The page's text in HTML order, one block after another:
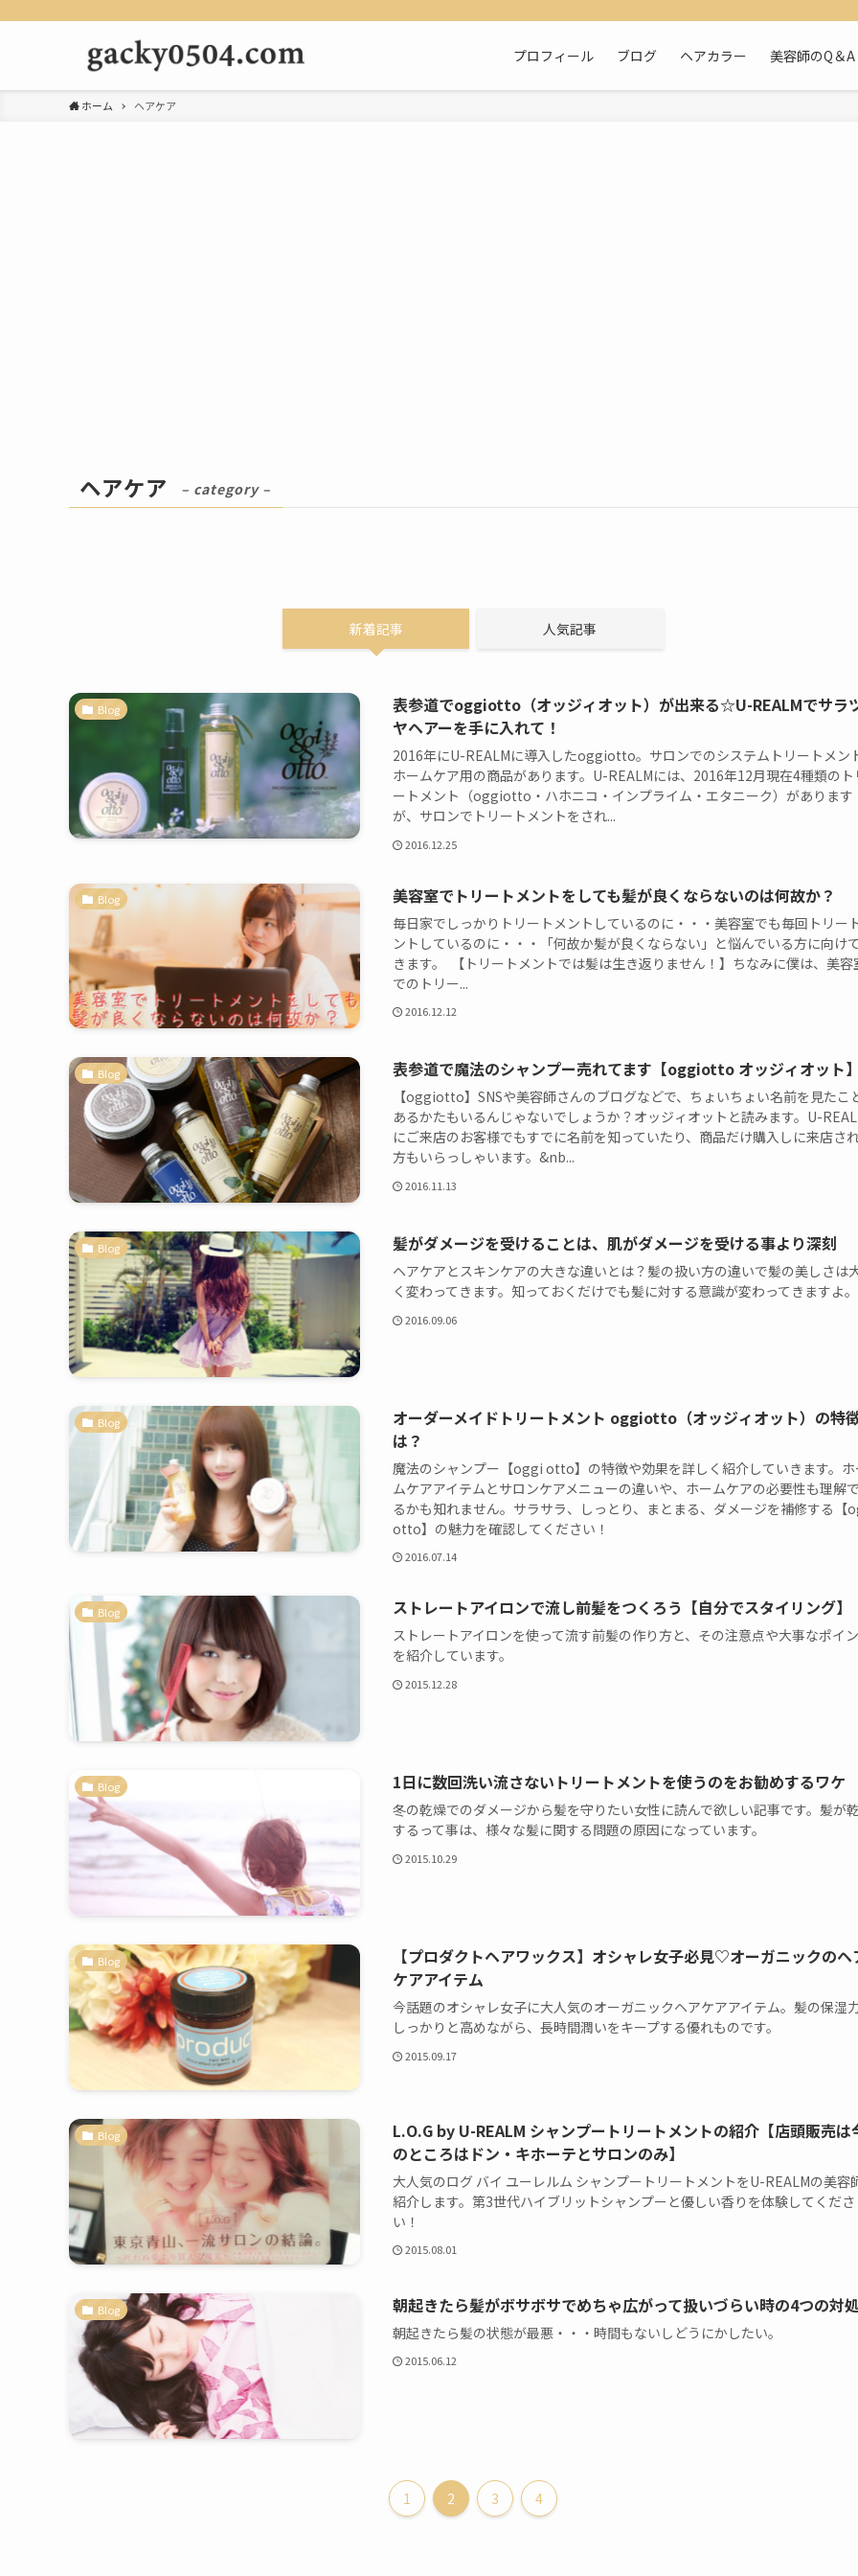
プロフィール ブログ ヘアカラー 美容師のQ＆A
ホーム ヘアケア
ヘアケア – category –
新着記事 人気記事
Blog
表参道でoggiotto（オッジィオット）が出来る☆U-REALMでサラ
ヤヘアーを手に入れて！
2016年にU-REALMに導入したoggiotto。サロンでのシステムトリートメン
ホームケア用の商品があります。U-REALMには、2016年12月現在4種類のト
ートメント（oggiotto・ハホニコ・インプライム・エタニーク）があります
が、サロンでトリートメントをされ...
2016.12.25
Blog 美容室でトリートメントをしても髪が良くならないのは何故か？
毎日家でしっかりトリートメントしているのに・・・美容室でも毎回トリー
ントしているのに・・・「何故か髪が良くならない」と悩んでいる方に向け
きます。 【トリートメントでは髪は生き返りません！】ちなみに僕は、美容
でのトリー...
2016.12.12
Blog 表参道で魔法のシャンプー売れてます【oggiotto オッジィオット】
【oggiotto】SNSや美容師さんのブログなどで、ちょいちょい名前を見たこ
あるかたもいるんじゃないでしょうか？オッジィオットと読みます。U-
にご来店のお客様でもすでに名前を知っていたり、商品だけ購入しに来店さ
方もいらっしゃいます。&nb...
2016.11.13
Blog 髪がダメージを受けることは、肌がダメージを受ける事より深刻
ヘアケアとスキンケアの大きな違いとは？髪の扱い方の違いで髪の美しさは
く変わってきます。知っておくだけでも髪に対する意識が変わってきますよ。
2016.09.06
Blog
オーダーメイドトリートメント oggiotto（オッジィオット）の特
は？
魔法のシャンプー【oggi otto】の特徴や効果を詳しく紹介していきます。ホ
ムケアアイテムとサロンケアメニューの違いや、ホームケアの必要性も理解
るかも知れません。サラサラ、しっとり、まとまる、ダメージを補修する【
otto】の魅力を確認してください！
2016.07.14
Blog ストレートアイロンで流し前髪をつくろう【自分でスタイリング】
ストレートアイロンを使って流す前髪の作り方と、その注意点や大事なポイ
を紹介しています。
2015.12.28
Blog 1日に数回洗い流さないトリートメントを使うのをお勧めするワケ
冬の乾燥でのダメージから髪を守りたい女性に読んで欲しい記事です。髪が
するって事は、様々な髪に関する問題の原因になっています。
2015.10.29
Blog
【プロダクトヘアワックス】オシャレ女子必見♡オーガニックのヘ
ケアアイテム
今話題のオシャレ女子に大人気のオーガニックヘアケアアイテム。髪の保湿
しっかりと高めながら、長時間潤いをキープする優れものです。
2015.09.17
Blog
L.O.G by U-REALM シャンプートリートメントの紹介【店頭販売は
のところはドン・キホーテとサロンのみ】
大人気のログ バイ ユーレルム シャンプートリートメントをU-REALMの美容
紹介します。第3世代ハイブリットシャンプーと優しい香りを体験してくださ
い！
2015.08.01
Blog 朝起きたら髪がボサボサでめちゃ広がって扱いづらい時の4つの対
朝起きたら髪の状態が最悪・・・時間もないしどうにかしたい。
2015.06.12
1 2 3 4